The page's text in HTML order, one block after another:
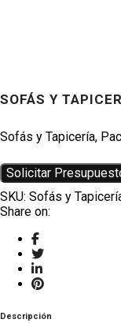
SOFÁS Y
Sofás y Tapicería,
Solicitar
SKU: Sofás y
Share on:
Descripción